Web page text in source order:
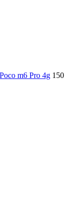
m6 Pro 4g 150